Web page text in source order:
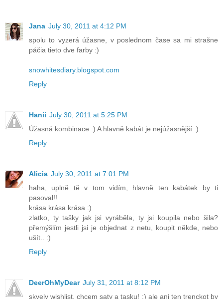
Jana July 30, 2011 at 4:12 PM
spolu to vyzerá úžasne, v poslednom čase sa mi strašne
páčia tieto dve farby :)
snowhitesdiary.blogspot.com
Reply
Hanii July 30, 2011 at 5:25 PM
Úžasná kombinace :) A hlavně kabát je nejúžasnější :)
Reply
Alicia July 30, 2011 at 7:01 PM
haha, uplně tě v tom vidím, hlavně ten kabátek by ti
pasoval!!
krása krása krása :)
zlatko, ty tašky jak jsi vyráběla, ty jsi koupila nebo šila?
přemýšlím jestli jsi je objednat z netu, koupit někde, nebo
ušít.. :)
Reply
DeerOhMyDear July 31, 2011 at 8:12 PM
skvely wishlist, chcem saty a tasku! :) ale ani ten trenckot by